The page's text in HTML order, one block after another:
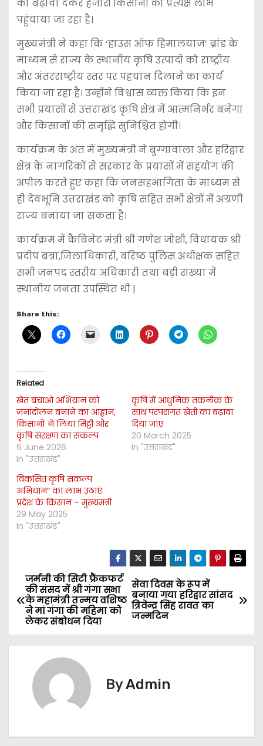
को बढ़ावा देकर हजारों किसानों को प्रत्यक्ष लाभ
पहुंचाया जा रहा है।
मुख्यमंत्री ने कहा कि ‘हाउस ऑफ हिमालयाज’ ब्रांड के
माध्यम से राज्य के स्थानीय कृषि उत्पादों को राष्ट्रीय
और अंतरराष्ट्रीय स्तर पर पहचान दिलाने का कार्य
किया जा रहा है। उन्होंने विश्वास व्यक्त किया कि इन
सभी प्रयासों से उत्तराखंड कृषि क्षेत्र में आत्मनिर्भर बनेगा
और किसानों की समृद्धि सुनिश्चित होगी।
कार्यक्रम के अंत में मुख्यमंत्री ने बुग्गावाला और हरिद्वार
क्षेत्र के नागरिकों से सरकार के प्रयासों में सहयोग की
अपील करते हुए कहा कि जनसहभागिता के माध्यम से
ही देवभूमि उत्तराखंड को कृषि सहित सभी क्षेत्रों में अग्रणी
राज्य बनाया जा सकता है।
कार्यक्रम में कैबिनेट मंत्री श्री गणेश जोशी, विधायक श्री
प्रदीप बत्रा,जिलाधिकारी, वरिष्ठ पुलिस अधीक्षक सहित
सभी जनपद स्तरीय अधिकारी तथा बड़ी संख्या में
स्थानीय जनता उपस्थित थी |
Share this:
Related
खेत बचाओ अभियान को
जनांदोलन बनाने का आह्वान,
किसानों ने लिया मिट्टी और
कृषि संरक्षण का संकल्प
6 June 2026
In "उत्तराखंड"
कृषि में आधुनिक तकनीक के
साथ परंपरागत खेती का बढ़ावा
दिया जाए
20 March 2025
In "उत्तराखंड"
विकसित कृषि संकल्प
अभियान“ का लाभ उठाएं
प्रदेश के किसान – मुख्यमंत्री
29 May 2025
In "उत्तराखंड"
P
o
v
सेवा दिवस के रूप में
बनाया गया हरिद्वार सांसद
त्रिवेन्द्र सिंह रावत का
जन्मदिन
जर्मनी की सिटी फ्रैंकफर्ट
की संसद में श्री गंगा सभा
के महामंत्री तन्मय वशिष्ठ
ने मां गंगा की महिमा को
लेकर संबोधन दिया
ByAdmin